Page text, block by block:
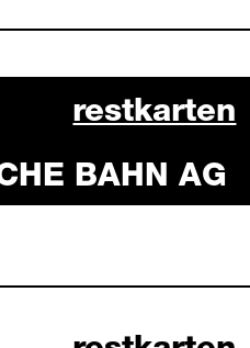
2026
BAHN AG
restkarten
die